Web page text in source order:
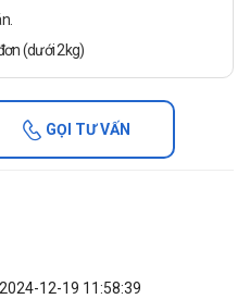
(dưới 2kg)
GỌI TƯ VẤN
12-19 11:58:39